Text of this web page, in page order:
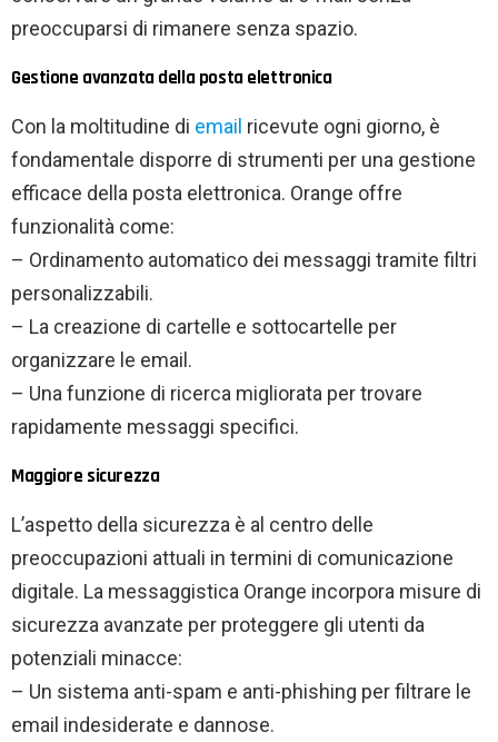
preoccuparsi di rimanere senza spazio.
Gestione avanzata della posta elettronica
Con la moltitudine di email ricevute ogni giorno, è
fondamentale disporre di strumenti per una gestione
efficace della posta elettronica. Orange offre
funzionalità come:
– Ordinamento automatico dei messaggi tramite filtri
personalizzabili.
– La creazione di cartelle e sottocartelle per
organizzare le email.
– Una funzione di ricerca migliorata per trovare
rapidamente messaggi specifici.
Maggiore sicurezza
L’aspetto della sicurezza è al centro delle
preoccupazioni attuali in termini di comunicazione
digitale. La messaggistica Orange incorpora misure di
sicurezza avanzate per proteggere gli utenti da
potenziali minacce:
– Un sistema anti-spam e anti-phishing per filtrare le
email indesiderate e dannose.